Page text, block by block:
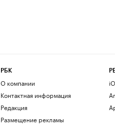
РБК
О компании
Контактная информация
Редакция
Размещение рекламы